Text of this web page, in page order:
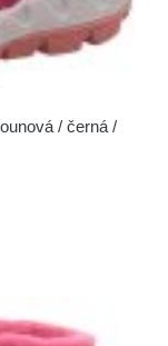
/ černá /